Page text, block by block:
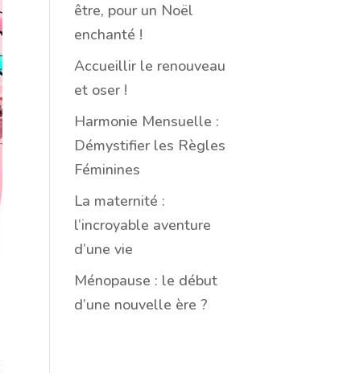
être, pour un Noël
enchanté !
Accueillir le renouveau
et oser !
Harmonie Mensuelle :
Démystifier les Règles
Féminines
La maternité :
l’incroyable aventure
d’une vie
Ménopause : le début
d’une nouvelle ère ?